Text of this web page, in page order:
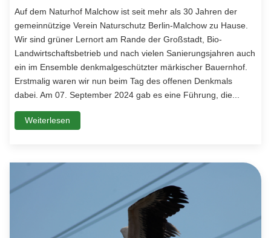
Auf dem Naturhof Malchow ist seit mehr als 30 Jahren der
gemeinnützige Verein Naturschutz Berlin-Malchow zu Hause.
Wir sind grüner Lernort am Rande der Großstadt, Bio-
Landwirtschaftsbetrieb und nach vielen Sanierungsjahren auch
ein im Ensemble denkmalgeschützter märkischer Bauernhof.
Erstmalig waren wir nun beim Tag des offenen Denkmals
dabei. Am 07. September 2024 gab es eine Führung, die...
Weiterlesen